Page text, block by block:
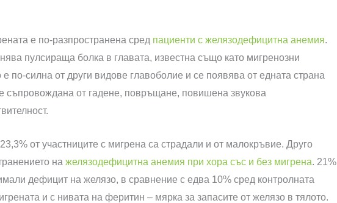
е по-разпространена сред пациенти с желязодефицитна анемия.
пулсираща болка в главата, известна също като мигренозни
по-силна от други видове главоболие и се появява от едната страна
съпровождана от гадене, повръщане, повишена звукова
от участниците с мигрена са страдали и от малокръвие. Друго
на желязодефицитна анемия при хора със и без мигрена. 21%
дефицит на желязо, в сравнение с едва 10% сред контролната
и с нивата на феритин – мярка за запасите от желязо в тялото.